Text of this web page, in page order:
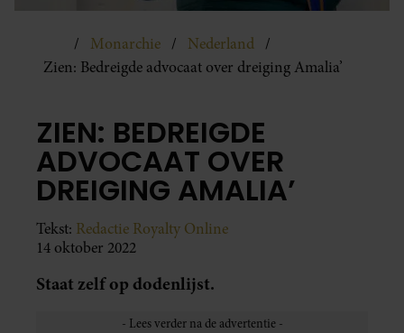
Monarchie
Nederland
Zien: Bedreigde advocaat over dreiging Amalia’
ZIEN: BEDREIGDE
ADVOCAAT OVER
DREIGING AMALIA’
Tekst: Redactie Royalty Online
14 oktober 2022
Staat zelf op dodenlijst.